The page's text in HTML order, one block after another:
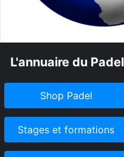
L'annuaire du Padel
Shop Padel
Stages et formations